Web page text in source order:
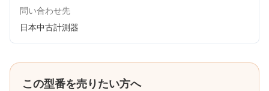
問い合わせ先
日本中古計測器
この型番を売りたい方へ